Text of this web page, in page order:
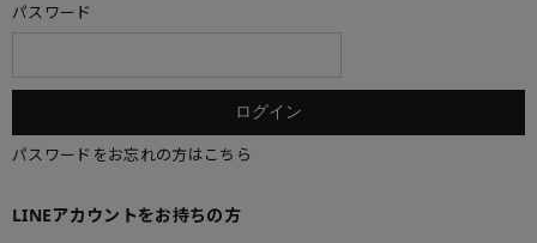
パスワード
パスワードをお忘れの方はこちら
LINEアカウントをお持ちの方